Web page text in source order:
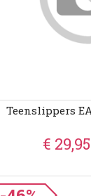
Teenslippers
€ 29,95